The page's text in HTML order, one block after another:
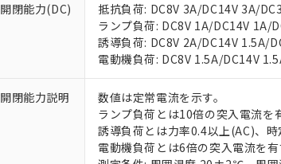
開閉能力(DC)
抵抗負荷: DC8V 3A/DC14V 3A/
ランプ負荷: DC8V 1A/DC14V 1A/
誘導負荷: DC8V 2A/DC14V 1.5A/
電動機負荷: DC8V 1.5A/DC14V
開閉能力説明
数値は定常電流を示す。
ランプ負荷とは10倍の突入電流を
誘導負荷とは力率0.4以上(AC)、
電動機負荷とは6倍の突入電流を有
ご利用条件
以下の条件をお読みいただき、
本サービスは、当社制御
対応済み：EU RoHS指令（
対応予定：EU RoHS指令（10
対応予定なし：EU RoHS指令
調査・確認中：EU RoHS指令
仕入先様の事情により、非含
があります。
*EU RoHS指令（10物質）：
※1 中国RoHS○×表
「○」：最大均質材料含有率が
「×」：最大均質材料含有率が
当社は、これら貴社製品